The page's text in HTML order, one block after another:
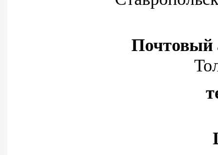
Почтовый